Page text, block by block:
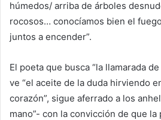
húmedos/ arriba de árboles
rocosos… conocíamos bien el
juntos a encender”.
El poeta que busca “la llamarada
ve “el aceite de la duda hirviendo
corazón”, sigue aferrado a los
mano”- con la convicción de que la